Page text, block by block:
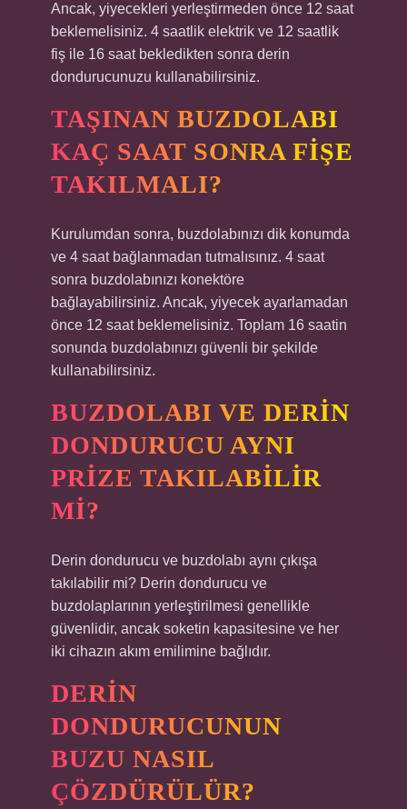
Ancak, yiyecekleri yerleştirmeden önce 12 saat
beklemelisiniz. 4 saatlik elektrik ve 12 saatlik
fiş ile 16 saat bekledikten sonra derin
dondurucunuzu kullanabilirsiniz.
TAŞINAN BUZDOLABI
KAÇ SAAT SONRA FIŞE
TAKILMALI?
Kurulumdan sonra, buzdolabınızı dik konumda
ve 4 saat bağlanmadan tutmalısınız. 4 saat
sonra buzdolabınızı konektöre
bağlayabilirsiniz. Ancak, yiyecek ayarlamadan
önce 12 saat beklemelisiniz. Toplam 16 saatin
sonunda buzdolabınızı güvenli bir şekilde
kullanabilirsiniz.
BUZDOLABI VE DERIN
DONDURUCU AYNI
PRIZE TAKILABILIR
MI?
Derin dondurucu ve buzdolabı aynı çıkışa
takılabilir mi? Derin dondurucu ve
buzdolaplarının yerleştirilmesi genellikle
güvenlidir, ancak soketin kapasitesine ve her
iki cihazın akım emilimine bağlıdır.
DERIN
DONDURUCUNUN
BUZU NASIL
ÇÖZDÜRÜLÜR?